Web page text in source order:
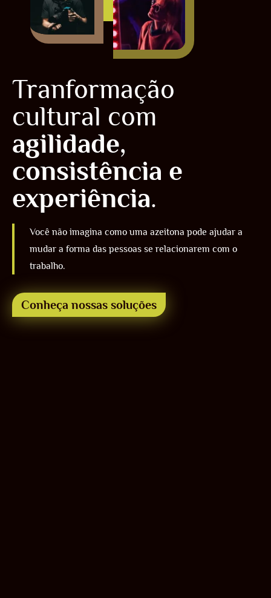
Tranformação
cultural com
agilidade,
consistência e
experiência.
Você não imagina como uma azeitona pode ajudar a
mudar a forma das pessoas se relacionarem com o
trabalho.
Conheça nossas soluções